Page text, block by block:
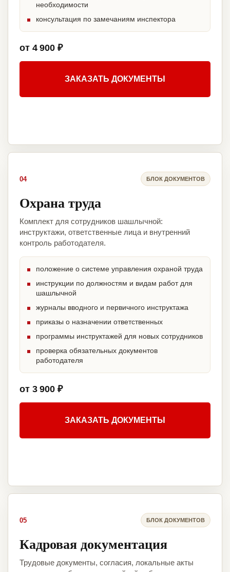
необходимости
консультация по замечаниям инспектора
от 4 900 ₽
ЗАКАЗАТЬ ДОКУМЕНТЫ
04 БЛОК ДОКУМЕНТОВ
Охрана труда
Комплект для сотрудников шашлычной:
инструктажи, ответственные лица и внутренний
контроль работодателя.
положение о системе управления охраной труда
инструкции по должностям и видам работ для
шашлычной
журналы вводного и первичного инструктажа
приказы о назначении ответственных
программы инструктажей для новых сотрудников
проверка обязательных документов
работодателя
от 3 900 ₽
ЗАКАЗАТЬ ДОКУМЕНТЫ
05 БЛОК ДОКУМЕНТОВ
Кадровая документация
Трудовые документы, согласия, локальные акты